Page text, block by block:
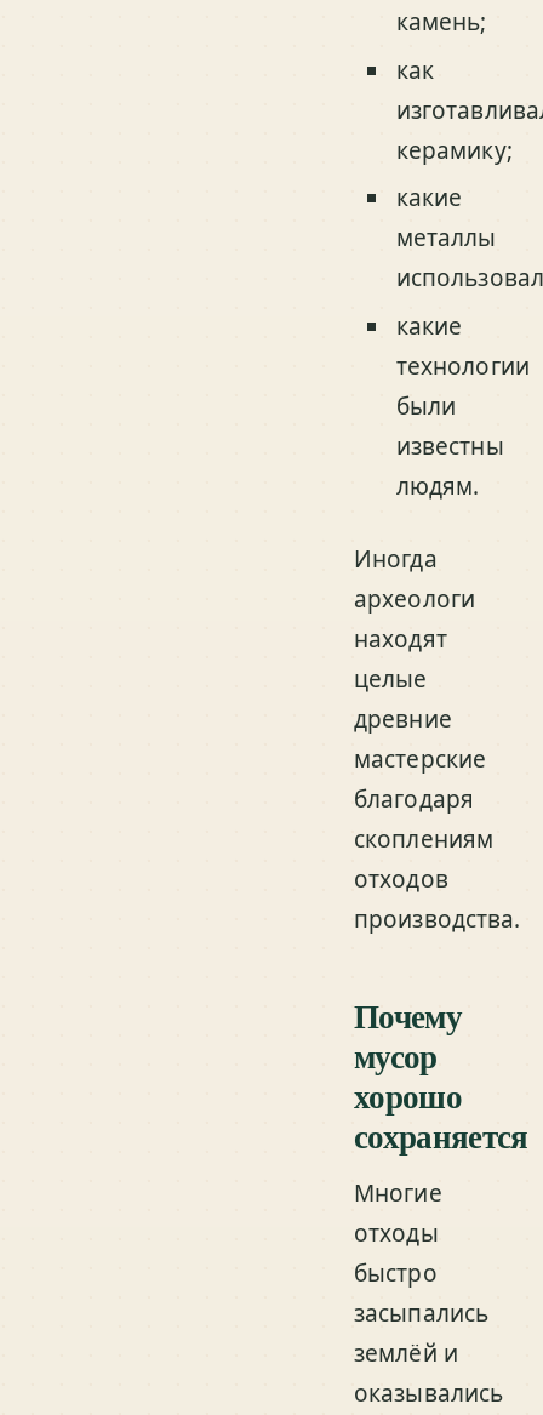
камень;
как
керамику;
какие
металлы
какие
технологии
были
известны
людям.
Иногда
археологи
находят
целые
древние
мастерские
благодаря
скоплениям
отходов
производства.
Почему
мусор
хорошо
сохраняется
Многие
отходы
быстро
засыпались
землёй и
оказывались